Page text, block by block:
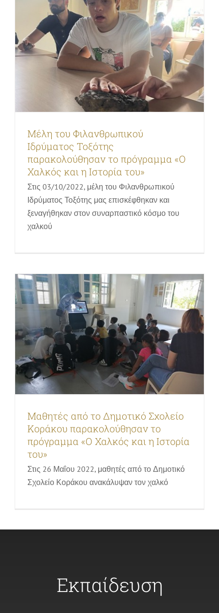
Μέλη του Φιλανθρωπικού
Ιδρύματος Τοξότης
παρακολούθησαν το πρόγραμμα «Ο
Χαλκός και η Ιστορία του»
Στις 03/10/2022, μέλη του Φιλανθρωπικού
Ιδρύματος Τοξότης μας επισκέφθηκαν και
ξεναγήθηκαν στον συναρπαστικό κόσμο του
χαλκού
Μαθητές από το Δημοτικό Σχολείο
Κοράκου παρακολούθησαν το
πρόγραμμα «Ο Χαλκός και η Ιστορία
Μαθητές από το Δημοτικό Σχολείο
Κοράκου παρακολούθησαν το
πρόγραμμα «Ο Χαλκός και η Ιστορία
του»
Στις 26 Μαΐου 2022, μαθητές από το Δημοτικό
Σχολείο Κοράκου ανακάλυψαν τον χαλκό
Εκπαίδευση